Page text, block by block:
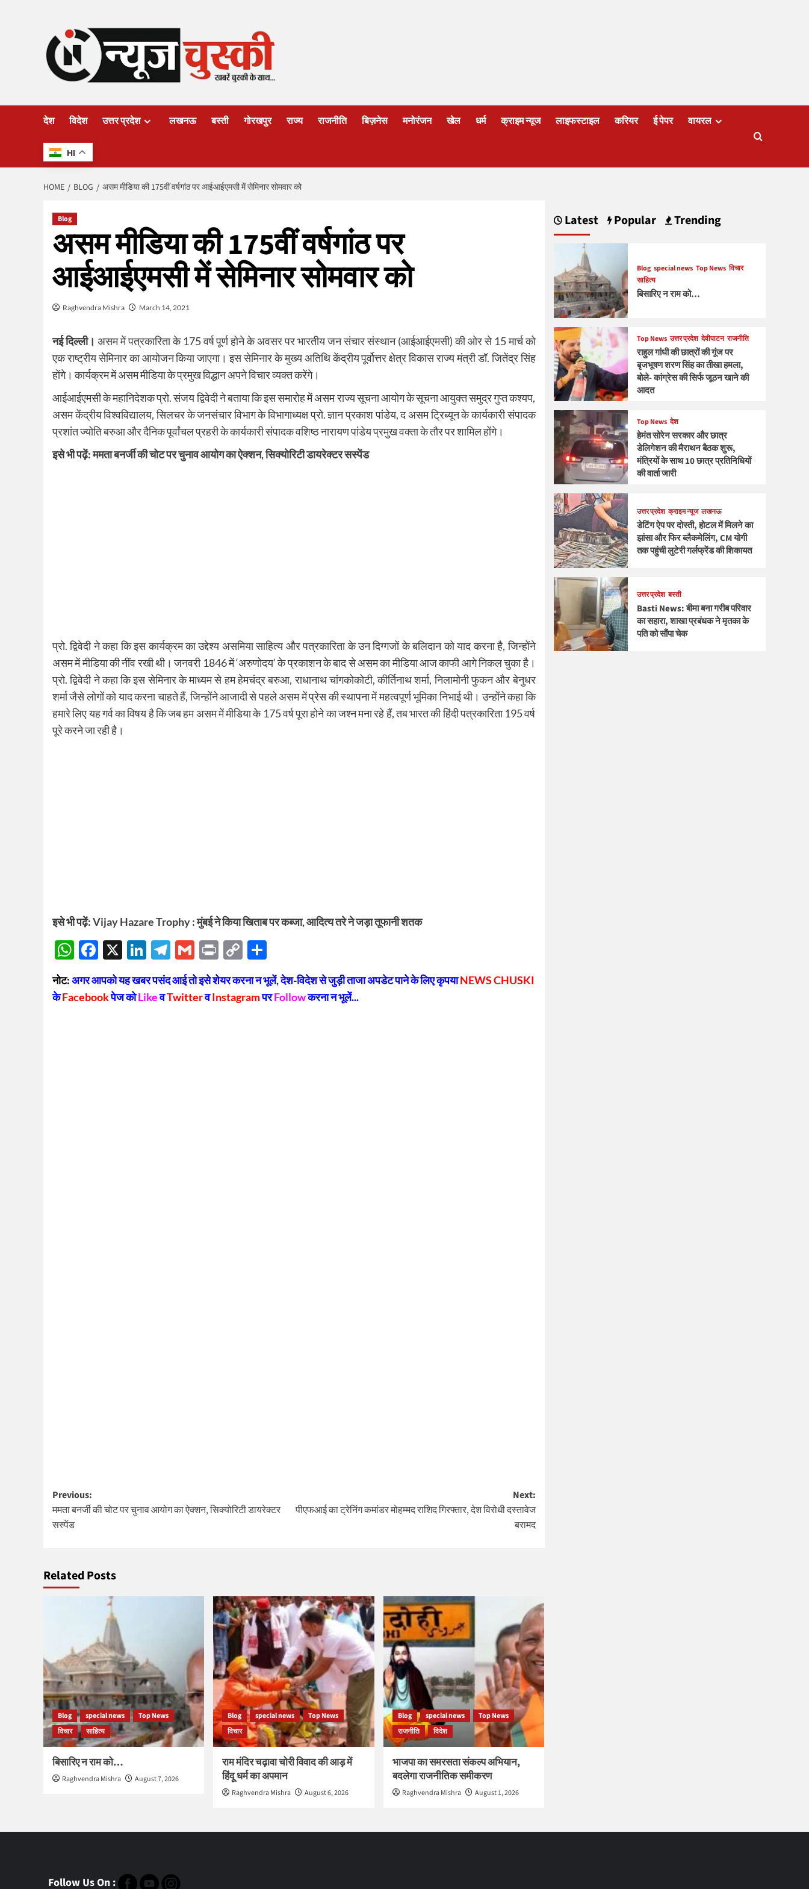
देश विदेश उत्तर प्रदेश लखनऊ बस्ती गोरखपुर राज्य राजनीति बिज़नेस मनोरंजन खेल धर्म क्राइम न्यूज लाइफस्टाइल करियर ई पेपर वायरल
HI
HOME BLOG असम मीडिया की 175वीं वर्षगांठ पर आईआईएमसी में सेमिनार सोमवार को
Blog
असम मीडिया की 175वीं वर्षगांठ पर
आईआईएमसी में सेमिनार सोमवार को
Raghvendra Mishra March 14, 2021
नई दिल्ली। असम में पत्रकारिता के 175 वर्ष पूर्ण होने के अवसर पर भारतीय जन संचार संस्थान (आईआईएमसी) की ओर से 15 मार्च को
एक राष्ट्रीय सेमिनार का आयोजन किया जाएगा। इस सेमिनार के मुख्य अतिथि केंद्रीय पूर्वोत्तर क्षेत्र विकास राज्य मंत्री डॉ. जितेंद्र सिंह
होंगे। कार्यक्रम में असम मीडिया के प्रमुख विद्धान अपने विचार व्यक्त करेंगे।
आईआईएमसी के महानिदेशक प्रो. संजय द्विवेदी ने बताया कि इस समारोह में असम राज्य सूचना आयोग के सूचना आयुक्त समुद्र गुप्त कश्यप,
असम केंद्रीय विश्वविद्यालय, सिलचर के जनसंचार विभाग के विभागाध्यक्ष प्रो. ज्ञान प्रकाश पांडेय, द असम ट्रिब्यून के कार्यकारी संपादक
प्रशांत ज्योति बरुआ और दैनिक पूर्वांचल प्रहरी के कार्यकारी संपादक वशिष्ठ नारायण पांडेय प्रमुख वक्ता के तौर पर शामिल होंगे।
इसे भी पढ़ें:ममता बनर्जी की चोट पर चुनाव आयोग का ऐक्शन, सिक्योरिटी डायरेक्टर सस्पेंड
प्रो. द्विवेदी ने कहा कि इस कार्यक्रम का उद्देश्य असमिया साहित्य और पत्रकारिता के उन दिग्गजों के बलिदान को याद करना है, जिन्होंने
असम में मीडिया की नींव रखी थी। जनवरी 1846 में ‘अरुणोदय’ के प्रकाशन के बाद से असम का मीडिया आज काफी आगे निकल चुका है।
प्रो. द्विवेदी ने कहा कि इस सेमिनार के माध्यम से हम हेमचंद्र बरुआ, राधानाथ चांगकोकोटी, कीर्तिनाथ शर्मा, निलामोनी फुकन और बेनुधर
शर्मा जैसे लोगों को याद करना चाहते हैं, जिन्होंने आजादी से पहले असम में प्रेस की स्थापना में महत्वपूर्ण भूमिका निभाई थी। उन्होंने कहा कि
हमारे लिए यह गर्व का विषय है कि जब हम असम में मीडिया के 175 वर्ष पूरा होने का जश्न मना रहे हैं, तब भारत की हिंदी पत्रकारिता 195 वर्ष
पूरे करने जा रही है।
इसे भी पढ़ें:Vijay Hazare Trophy : मुंबई ने किया खिताब पर कब्जा, आदित्य तरे ने जड़ा तूफानी शतक
WhatsApp
Facebook
X LinkedIn
Telegram
GmailPrintCopy
Link
नोट:अगर आपको यह खबर पसंद आई तो इसे शेयर करना न भूलें, देश-विदेश से जुड़ी ताजा अपडेट पाने के लिए कृपयाNEWS CHUSKI
केFacebookपेज कोLikeवTwitterवInstagramपरFollowकरना न भूलें...
Post
navigation
Previous:
ममता बनर्जी की चोट पर चुनाव आयोग का ऐक्शन, सिक्योरिटी डायरेक्टर
सस्पेंड
Next:
पीएफआई का ट्रेनिंग कमांडर मोहम्मद राशिद गिरफ्तार, देश विरोधी दस्तावेज
बरामद
Related Posts
Blog special news
Top News
विचार
साहित्य
बिसारिए न राम को…
Raghvendra Mishra August 7, 2026
Blog special news
Top News
विचार
राम मंदिर चढ़ावा चोरी विवाद की आड़ में
हिंदू धर्म का अपमान
Raghvendra Mishra August 6, 2026
Blog special news
Top News
राजनीति
विदेश
भाजपा का समरसता संकल्प अभियान,
बदलेगा राजनीतिक समीकरण
Raghvendra Mishra August 1, 2026
Latest Popular Trending
Blog special news Top News विचार
साहित्य
बिसारिए न राम को…
Top News उत्तर प्रदेश देवीपाटन राजनीति
राहुल गांधी की छात्रों की गूंज पर
बृजभूषण शरण सिंह का तीखा हमला,
बोले- कांग्रेस की सिर्फ जूठन खाने की
आदत
Top News देश
हेमंत सोरेन सरकार और छात्र
डेलिगेशन की मैराथन बैठक शुरू,
मंत्रियों के साथ 10 छात्र प्रतिनिधियों
की वार्ता जारी
उत्तर प्रदेश क्राइम न्यूज लखनऊ
डेटिंग ऐप पर दोस्ती, होटल में मिलने का
झांसा और फिर ब्लैकमेलिंग, CM योगी
तक पहुंची लुटेरी गर्लफ्रेंड की शिकायत
उत्तर प्रदेश बस्ती
Basti News: बीमा बना गरीब परिवार
का सहारा, शाखा प्रबंधक ने मृतका के
पति को सौंपा चेक
Follow Us On :